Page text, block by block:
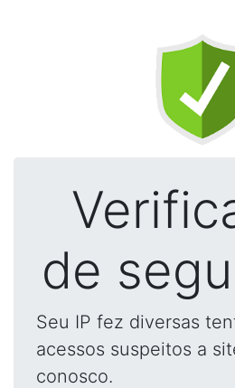
de
Seu IP fez diversas
acessos suspeitos a
conosco.